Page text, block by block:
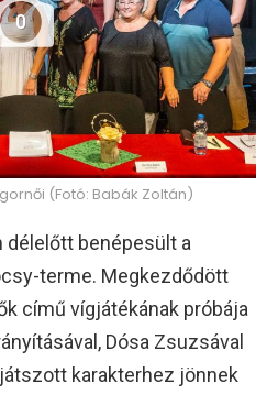
0
(Fotó: Babák Zoltán)
benépesült a
terme. Megkezdődött
című vígjátékának próbája
Dósa Zsuzsával
karakterhez jönnek